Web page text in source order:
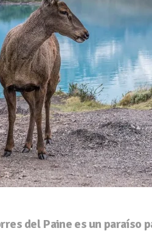
del Paine es un paraíso